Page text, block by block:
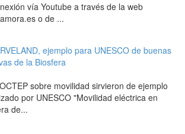
vía Youtube a través de la web
o de ...
ejemplo para UNESCO de buenas
de la Biosfera
sobre movilidad sirvieron de ejemplo
por UNESCO "Movilidad eléctrica en
de...